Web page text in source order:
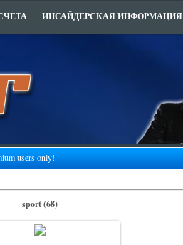
ИНСАЙДЕРСКАЯ ИНФОРМАЦИЯ
users only!
sport (68)